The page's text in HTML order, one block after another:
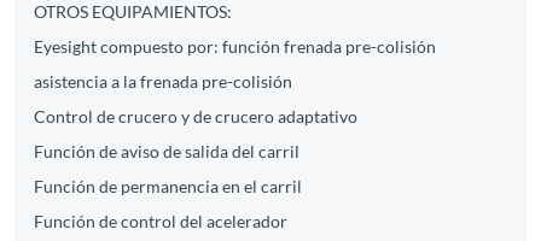
OTROS EQUIPAMIENTOS:
Eyesight compuesto por: función frenada pre-colisión
asistencia a la frenada pre-colisión
Control de crucero y de crucero adaptativo
Función de aviso de salida del carril
Función de permanencia en el carril
Función de control del acelerador